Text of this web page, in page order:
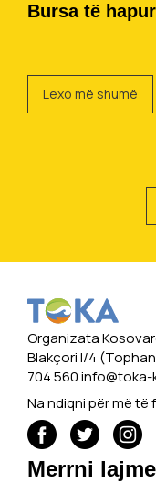
Bursa të
Lexo më shumë
Organizata
Blakçori I/4
704 560info@toka-
Na ndiqni për më të
Merrni